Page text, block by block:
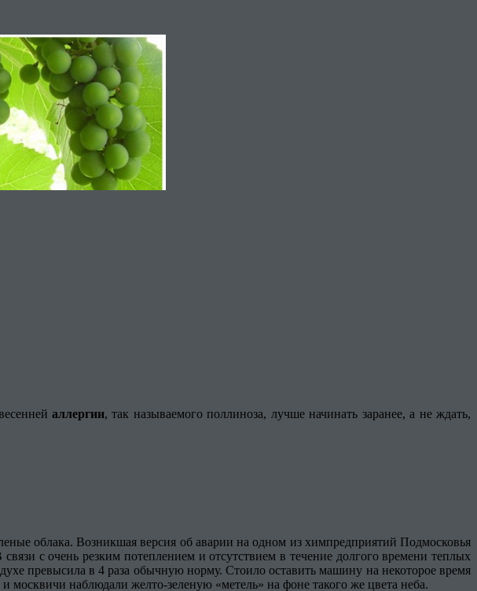
аллергии, так называемого поллиноза, лучше начинать заранее, а не ждать,
облака. Возникшая версия об аварии на одном из химпредприятий Подмосковья
с очень резким потеплением и отсутствием в течение долгого времени теплых
превысила в 4 раза обычную норму. Стоило оставить машину на некоторое время
наблюдали желто-зеленую «метель» на фоне такого же цвета неба.